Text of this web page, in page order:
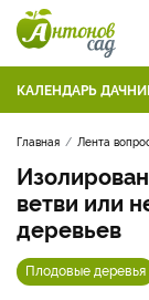
КАЛЕНДАРЬ
Главная Лента
ветви или
деревьев
Плодовые деревья